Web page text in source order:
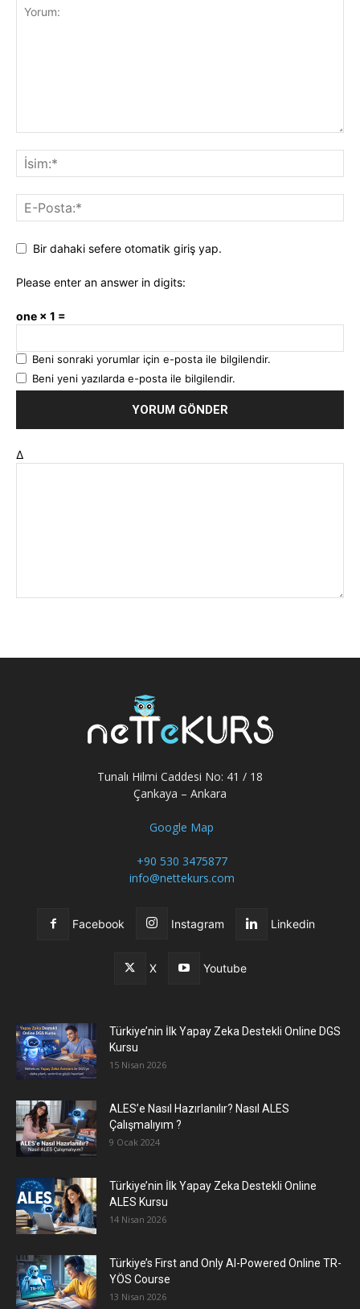
Bir dahaki sefere otomatik giriş yap.
Please enter an answer in digits:
one × 1 =
Beni sonraki yorumlar için e-posta ile bilgilendir.
Beni yeni yazılarda e-posta ile bilgilendir.
Δ
Tunalı Hilmi Caddesi No: 41 / 18
Çankaya – Ankara
Google Map
+90 530 3475877
info@nettekurs.com
Facebook Instagram Linkedin
X Youtube
Türkiye’nin İlk Yapay Zeka Destekli Online DGS
Kursu
15 Nisan 2026
ALES’e Nasıl Hazırlanılır? Nasıl ALES
Çalışmalıyım ?
9 Ocak 2024
Türkiye’nin İlk Yapay Zeka Destekli Online
ALES Kursu
14 Nisan 2026
Türkiye’s First and Only AI-Powered Online TR-
YÖS Course
13 Nisan 2026